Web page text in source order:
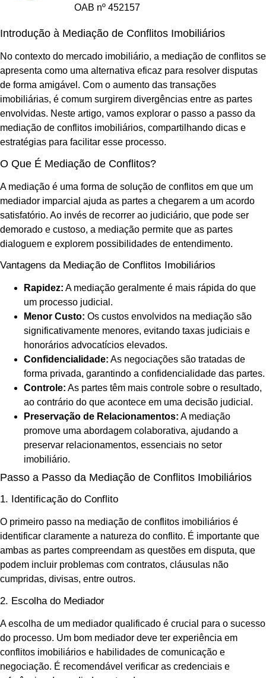
OAB nº 452157
Introdução à Mediação de Conflitos Imobiliários
No contexto do mercado imobiliário, a mediação de conflitos se
apresenta como uma alternativa eficaz para resolver disputas
de forma amigável. Com o aumento das transações
imobiliárias, é comum surgirem divergências entre as partes
envolvidas. Neste artigo, vamos explorar o passo a passo da
mediação de conflitos imobiliários, compartilhando dicas e
estratégias para facilitar esse processo.
O Que É Mediação de Conflitos?
A mediação é uma forma de solução de conflitos em que um
mediador imparcial ajuda as partes a chegarem a um acordo
satisfatório. Ao invés de recorrer ao judiciário, que pode ser
demorado e custoso, a mediação permite que as partes
dialoguem e explorem possibilidades de entendimento.
Vantagens da Mediação de Conflitos Imobiliários
Rapidez: A mediação geralmente é mais rápida do que
um processo judicial.
Menor Custo: Os custos envolvidos na mediação são
significativamente menores, evitando taxas judiciais e
honorários advocatícios elevados.
Confidencialidade: As negociações são tratadas de
forma privada, garantindo a confidencialidade das partes.
Controle: As partes têm mais controle sobre o resultado,
ao contrário do que acontece em uma decisão judicial.
Preservação de Relacionamentos: A mediação
promove uma abordagem colaborativa, ajudando a
preservar relacionamentos, essenciais no setor
imobiliário.
Passo a Passo da Mediação de Conflitos Imobiliários
1. Identificação do Conflito
O primeiro passo na mediação de conflitos imobiliários é
identificar claramente a natureza do conflito. É importante que
ambas as partes compreendam as questões em disputa, que
podem incluir problemas com contratos, cláusulas não
cumpridas, divisas, entre outros.
2. Escolha do Mediador
A escolha de um mediador qualificado é crucial para o sucesso
do processo. Um bom mediador deve ter experiência em
conflitos imobiliários e habilidades de comunicação e
negociação. É recomendável verificar as credenciais e